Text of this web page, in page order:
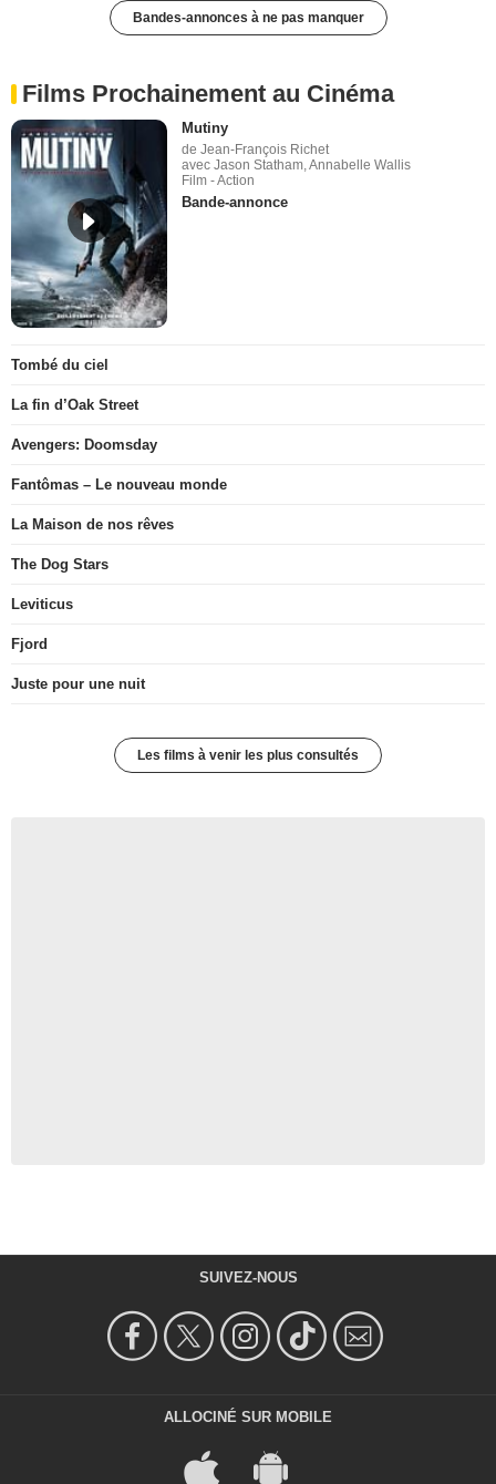
Bandes-annonces à ne pas manquer
Films Prochainement au Cinéma
Mutiny
de Jean-François Richet
avec Jason Statham, Annabelle Wallis
Film - Action
Bande-annonce
Tombé du ciel
La fin d’Oak Street
Avengers: Doomsday
Fantômas – Le nouveau monde
La Maison de nos rêves
The Dog Stars
Leviticus
Fjord
Juste pour une nuit
Les films à venir les plus consultés
SUIVEZ-NOUS
ALLOCINÉ SUR MOBILE